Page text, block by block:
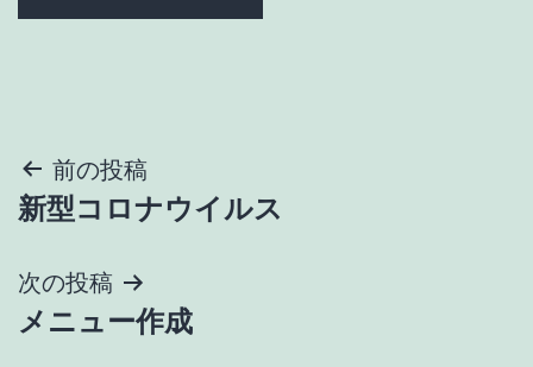
投
稿
ナ
ビ
前の投稿
新型コロナウイルス
次の投稿
メニュー作成